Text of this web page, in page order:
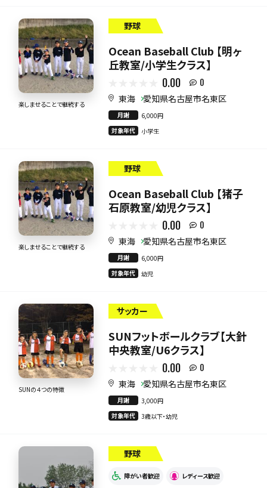
楽しませることで継続する
野球
Ocean Baseball Club 【明ヶ
丘教室/小学生クラス】
0.00 0
東海 愛知県名古屋市名東区
月謝
6,000円
対象年代
小学生
楽しませることで継続する
野球
Ocean Baseball Club 【猪子
石原教室/幼児クラス】
0.00 0
東海 愛知県名古屋市名東区
月謝
6,000円
対象年代
幼児
SUNの４つの特徴
サッカー
SUNフットボールクラブ【大針
中央教室/U6クラス】
0.00 0
東海 愛知県名古屋市名東区
月謝
3,000円
対象年代
3歳以下・幼児
野球
障がい者歓迎 レディース歓迎